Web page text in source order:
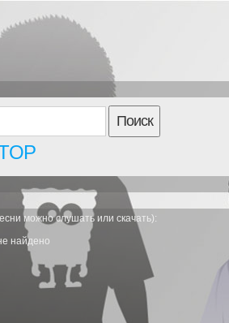
Поиск
можно слушать или скачать):
найдено